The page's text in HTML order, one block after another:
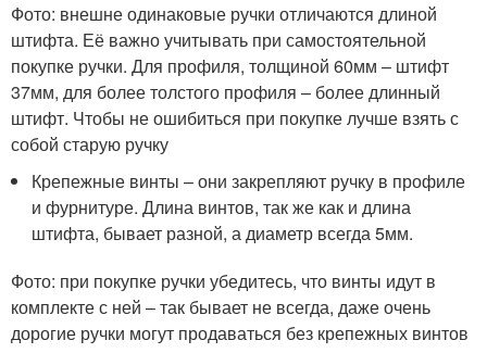
Фото: внешне одинаковые ручки отличаются длиной
штифта. Её важно учитывать при самостоятельной
покупке ручки. Для профиля, толщиной 60мм – штифт
37мм, для более толстого профиля – более длинный
штифт. Чтобы не ошибиться при покупке лучше взять с
собой старую ручку
Крепежные винты – они закрепляют ручку в профиле
и фурнитуре. Длина винтов, так же как и длина
штифта, бывает разной, а диаметр всегда 5мм.
Фото: при покупке ручки убедитесь, что винты идут в
комплекте с ней – так бывает не всегда, даже очень
дорогие ручки могут продаваться без крепежных винтов